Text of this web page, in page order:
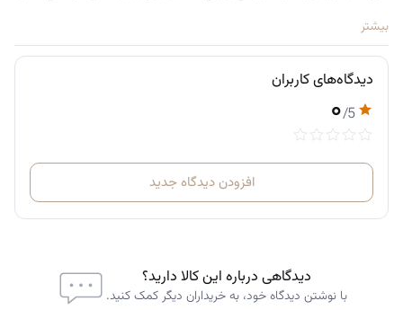
استفاده از هر سه قسمت اين بِلِندر بي نظير بستگي به سليقه و انتخاب
مصرف کننده دارد.
اسفنج ریل تکنیک فاقد لاتكس است.
این بلندر براي كرم پودرهای مايع و لوازمي كه در ميكاپ مايع هستند مانند
هايلايترهاي مايع، رژگونه ها مايع و … كاربردهای بی نظیری دارد.
سايز اسفنج ريل تكنيك در صورت مرطوب شدن بزرگتر و بافت آن نرم تر مي
توجه: اسفنج خود را هر سه ماه يك بار تعويض كنيد.
بیشتر
دیدگاه‌های کاربران
۰/5
افزودن دیدگاه جدید
دیدگاهی درباره این کالا دارید؟
با نوشتن دیدگاه خود، به خریداران دیگر کمک کنید.